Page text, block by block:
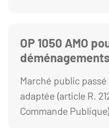
OP 1050 AMO
universitaire de
Marché public
adaptée (article R.
Commande Publique)